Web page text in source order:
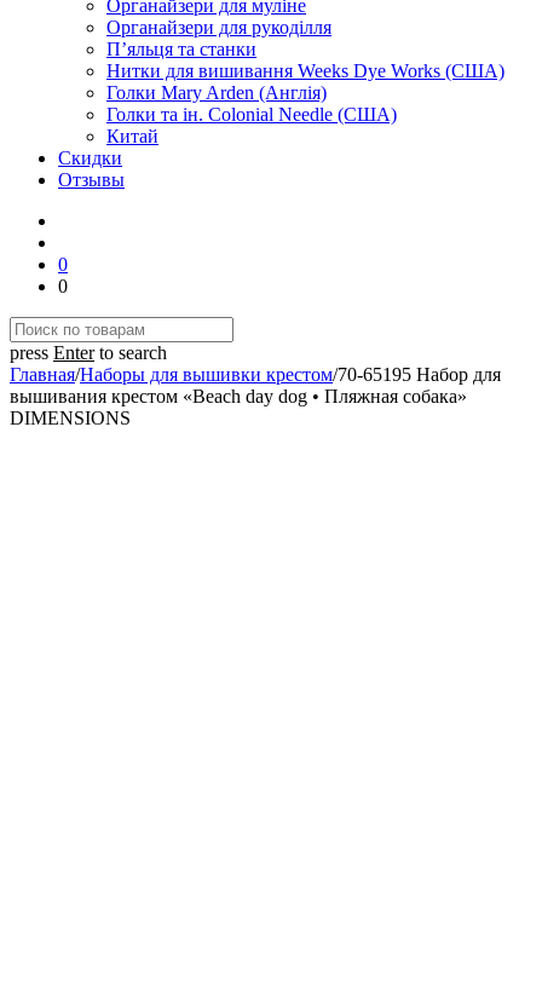
Органайзери для муліне
Органайзери для рукоділля
П’яльця та станки
Нитки для вишивання Weeks Dye Works (США)
Голки Mary Arden (Англія)
Голки та ін. Colonial Needle (США)
Китай
Скидки
Отзывы
0
0
press Enterto search
Главная/Наборы для вышивки крестом/70-65195 Набор для
вышивания крестом «Beach day dog • Пляжная собака»
DIMENSIONS